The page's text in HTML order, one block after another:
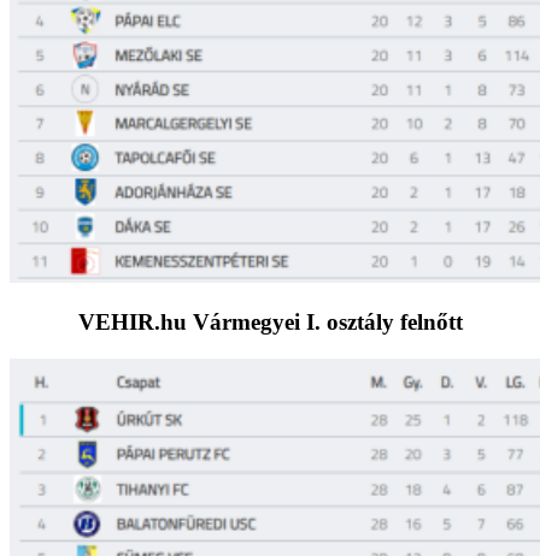
VEHIR.hu Vármegyei I. osztály felnőtt